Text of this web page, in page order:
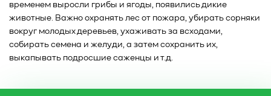
временем выросли грибы и ягоды, появились дикие
животные. Важно охранять лес от пожара, убирать сорняки
вокруг молодых деревьев, ухаживать за всходами,
собирать семена и желуди, а затем сохранить их,
выкапывать подросшие саженцы и т.д.